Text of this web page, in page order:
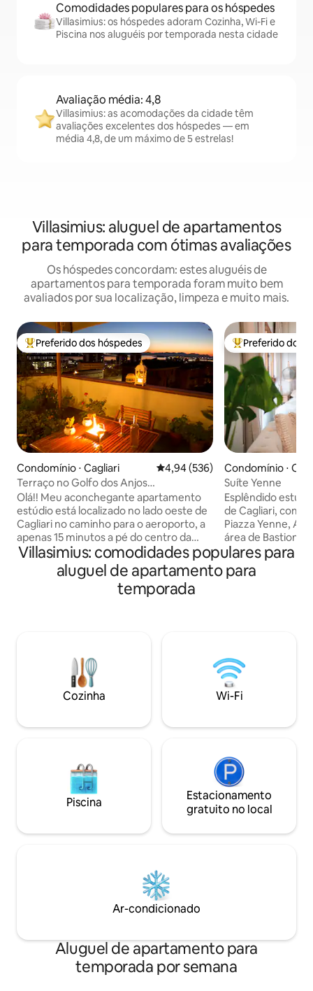
Comodidades populares para os hóspedes
Villasimius: os hóspedes adoram Cozinha, Wi-Fi e
Piscina nos aluguéis por temporada nesta cidade
Avaliação média: 4,8
Villasimius: as acomodações da cidade têm
avaliações excelentes dos hóspedes — em
média 4,8, de um máximo de 5 estrelas!
Villasimius: aluguel de apartamentos
para temporada com ótimas avaliações
Os hóspedes concordam: estes aluguéis de
apartamentos para temporada foram muito bem
avaliados por sua localização, limpeza e muito mais.
Entre os melhores preferidos dos hóspedes
Preferido dos hóspedes
Condomínio ⋅ Cagliari 4,94 de uma avaliação média de
4,94 (536)
Terraço no Golfo dos Anjos
IT092009C2000P1128
Olá!! Meu aconchegante apartamento
estúdio está localizado no lado oeste de
Cagliari no caminho para o aeroporto, a
apenas 15 minutos a pé do centro da
cidade e da Piazza Jenne. No coração da
cidade, você encontrará deliciosos
restaurantes e boutiques de compras e,
graças à linha de ônibus 5ZE nas
disponível a qualquer momento através
de telefone/mensagem de texto no
meu celular, caso você tenha alguma
dúvida. Aproveite sua estadia :)
Entre os
Preferido dos
Condomínio ⋅
Suíte Yenne
Esplêndido
de Cagliari, com
Piazza Yenne, A
área de Bastioni,
Remy e a
no coração da
bares,
condicionado, TV
Amazon Movie &
de lavar e secar,
indução.
Villasimius: comodidades populares para
aluguel de apartamento para
temporada
Cozinha Wi-Fi
Piscina
Estacionamento
gratuito no local
Ar-condicionado
Aluguel de apartamento para
temporada por semana